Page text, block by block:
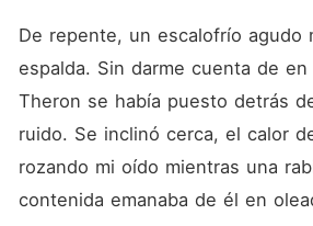
De repente, un escalofrío agudo
espalda. Sin darme cuenta de
Theron se había puesto detrás
ruido. Se inclinó cerca, el calor
rozando mi oído mientras una
contenida emanaba de él en